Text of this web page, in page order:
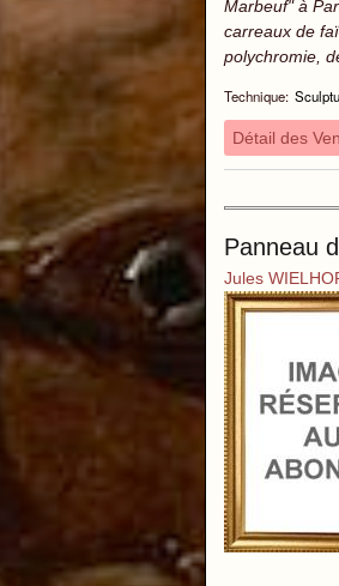
Marbeuf" à
carreaux de
polychromie,
Technique:
Détail des
Panneau
Jules